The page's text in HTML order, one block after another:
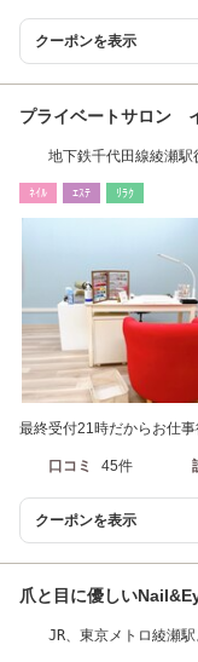
クーポンを表示
プライベートサロン
地下鉄千代田線綾瀬駅
ﾈｲﾙ ｴｽﾃ ﾘﾗｸ
最終受付21時だからお仕
口コミ 45件
クーポンを表示
爪と目に優しい
JR、東京メトロ綾瀬